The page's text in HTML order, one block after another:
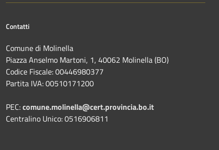
Contatti
Comune di Molinella
Piazza Anselmo Martoni, 1, 40062 Molinella (BO)
Codice Fiscale: 00446980377
Partita IVA: 00510171200
PEC:comune.molinella@cert.provincia.bo.it
Centralino Unico: 0516906811